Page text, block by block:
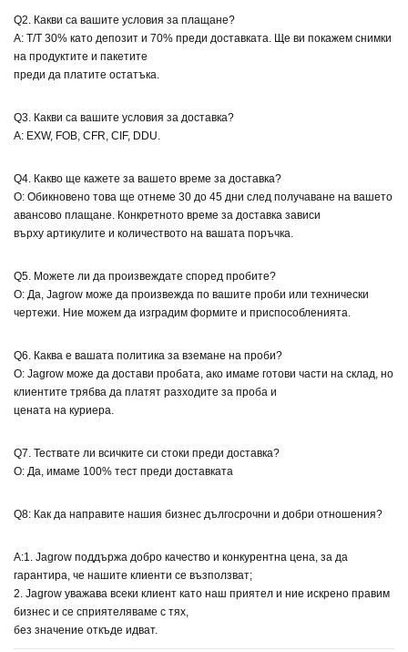
Q2. Какви са вашите условия за плащане?
A: T/T 30% като депозит и 70% преди доставката. Ще ви покажем снимки
на продуктите и пакетите
преди да платите остатъка.
Q3. Какви са вашите условия за доставка?
A: EXW, FOB, CFR, CIF, DDU.
Q4. Какво ще кажете за вашето време за доставка?
О: Обикновено това ще отнеме 30 до 45 дни след получаване на вашето
авансово плащане. Конкретното време за доставка зависи
върху артикулите и количеството на вашата поръчка.
Q5. Можете ли да произвеждате според пробите?
О: Да, Jagrow може да произвежда по вашите проби или технически
чертежи. Ние можем да изградим формите и приспособленията.
Q6. Каква е вашата политика за вземане на проби?
О: Jagrow може да достави пробата, ако имаме готови части на склад, но
клиентите трябва да платят разходите за проба и
цената на куриера.
Q7. Тествате ли всичките си стоки преди доставка?
О: Да, имаме 100% тест преди доставката
Q8: Как да направите нашия бизнес дългосрочни и добри отношения?
A:1. Jagrow поддържа добро качество и конкурентна цена, за да
гарантира, че нашите клиенти се възползват;
2. Jagrow уважава всеки клиент като наш приятел и ние искрено правим
бизнес и се сприятеляваме с тях,
без значение откъде идват.